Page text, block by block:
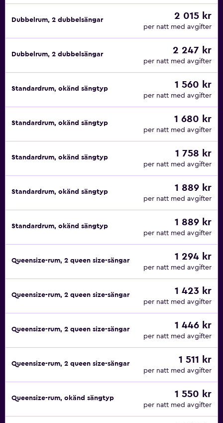
Dubbelrum, 2 dubbelsängar 2 015 kr
per natt med avgifter
Dubbelrum, 2 dubbelsängar 2 247 kr
per natt med avgifter
Standardrum, okänd sängtyp 1 560 kr
per natt med avgifter
Standardrum, okänd sängtyp 1 680 kr
per natt med avgifter
Standardrum, okänd sängtyp 1 758 kr
per natt med avgifter
Standardrum, okänd sängtyp 1 889 kr
per natt med avgifter
Standardrum, okänd sängtyp 1 889 kr
per natt med avgifter
Queensize-rum, 2 queen size-sängar 1 294 kr
per natt med avgifter
Queensize-rum, 2 queen size-sängar 1 423 kr
per natt med avgifter
Queensize-rum, 2 queen size-sängar 1 446 kr
per natt med avgifter
Queensize-rum, 2 queen size-sängar 1 511 kr
per natt med avgifter
Queensize-rum, okänd sängtyp 1 550 kr
per natt med avgifter